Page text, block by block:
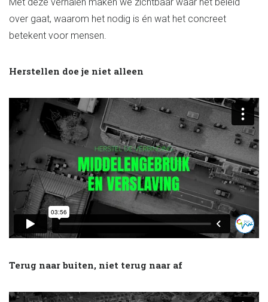
over gaat, waarom het nodig is én wat het concreet
betekent voor mensen.
Herstellen doe je niet alleen
Terug naar buiten, niet terug naar af